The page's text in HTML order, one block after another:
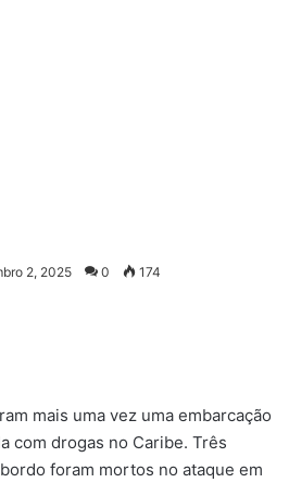
2, 2025 0 174
mais uma vez uma embarcação
com drogas no Caribe. Três
foram mortos no ataque em